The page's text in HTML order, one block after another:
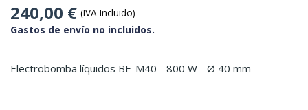
240,00 € (IVA Incluido)
Gastos de envío no incluidos.
Electrobomba líquidos BE-M40 - 800 W - Ø 40 mm